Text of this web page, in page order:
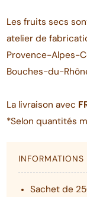
Les fruits secs
atelier de
Provence-Alpes-
Bouches-du-
La livraison avec
*Selon quantités
INFORMATIONS
Sachet de